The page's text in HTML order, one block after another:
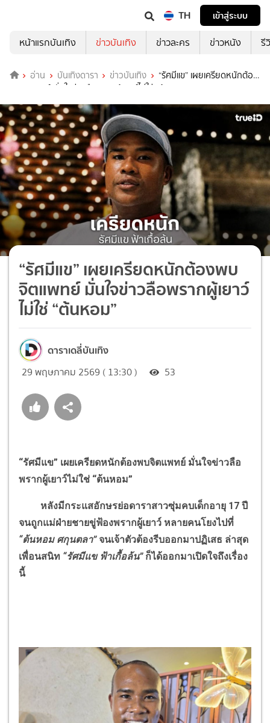
TH
เข้าสู่ระบบ
หน้าแรกบันเทิง
ข่าวบันเทิง ข่าวละคร ข่าวหนัง รี
อ่าน บันเทิงดารา ข่าวบันเทิง
“รัศมีแข” เผยเครียดหนักต้อง
พบจิตแพทย์ มั่นใจข่าวลือพรากผู้เยาว์ไม่ใช่ “ต้นหอม”
“รัศมีแข” เผยเครียดหนักต้องพบ
จิตแพทย์ มั่นใจข่าวลือพรากผู้เยาว์
ไม่ใช่ “ต้นหอม”
ดาราเดลี่บันเทิง
29 พฤษภาคม 2569 ( 13:30 ) 53
“รัศมีแข” เผยเครียดหนักต้องพบจิตแพทย์ มั่นใจข่าวลือ
พรากผู้เยาว์ไม่ใช่ “ต้นหอม”
หลังมีกระแสอักษรย่อดาราสาวซุ่มคบเด็กอายุ 17 ปี
จนถูกแม่ฝ่ายชายขู่ฟ้องพรากผู้เยาว์ หลายคนโยงไปที่
“ต้นหอม ศกุนตลา”จนเจ้าตัวต้องรีบออกมาปฏิเสธ ล่าสุด
เพื่อนสนิท “รัศมีแข ฟ้าเกื้อล้น”ก็ได้ออกมาเปิดใจถึงเรื่อง
นี้